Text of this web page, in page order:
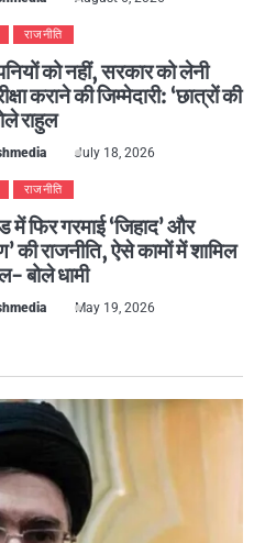
राजनीति
को नहीं, सरकार को लेनी
कराने की जिम्मेदारी: ‘छात्रों की
राहुल
July 18, 2026
राजनीति
में फिर गरमाई ‘जिहाद’ और
की राजनीति, ऐसे कामों में शामिल
बोले धामी
May 19, 2026